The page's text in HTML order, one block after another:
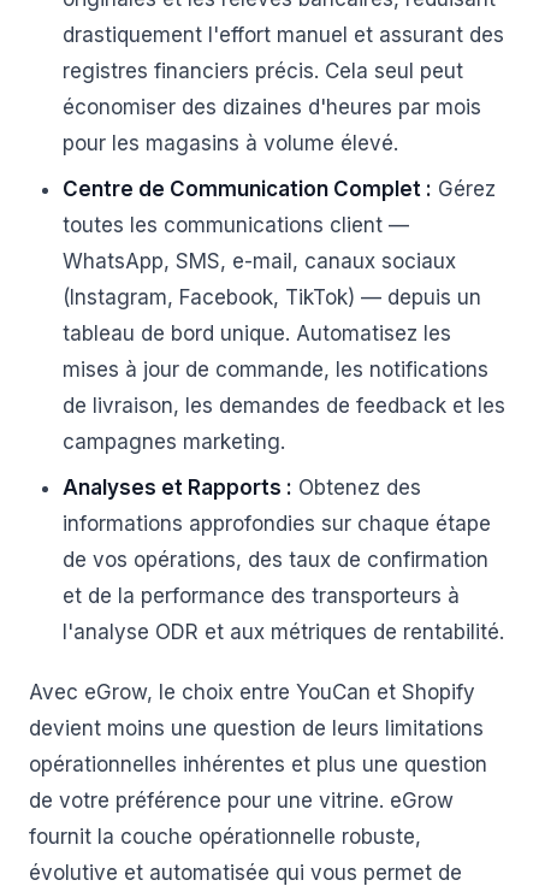
drastiquement l'effort manuel et assurant des
registres financiers précis. Cela seul peut
économiser des dizaines d'heures par mois
pour les magasins à volume élevé.
Centre de Communication Complet : Gérez
toutes les communications client —
WhatsApp, SMS, e-mail, canaux sociaux
(Instagram, Facebook, TikTok) — depuis un
tableau de bord unique. Automatisez les
mises à jour de commande, les notifications
de livraison, les demandes de feedback et les
campagnes marketing.
Analyses et Rapports : Obtenez des
informations approfondies sur chaque étape
de vos opérations, des taux de confirmation
et de la performance des transporteurs à
l'analyse ODR et aux métriques de rentabilité.
Avec eGrow, le choix entre YouCan et Shopify
devient moins une question de leurs limitations
opérationnelles inhérentes et plus une question
de votre préférence pour une vitrine. eGrow
fournit la couche opérationnelle robuste,
évolutive et automatisée qui vous permet de